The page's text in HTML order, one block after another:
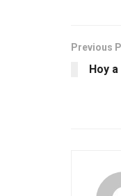
Previous
Hoy